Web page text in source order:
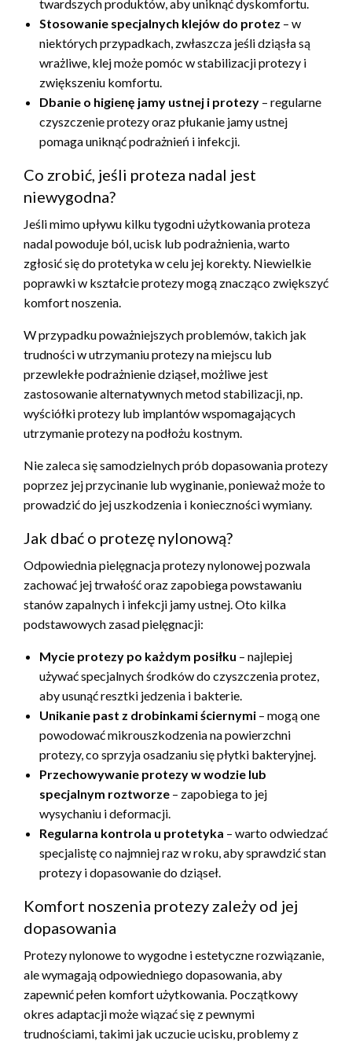
twardszych produktów, aby uniknąć dyskomfortu.
Stosowanie specjalnych klejów do protez – w
niektórych przypadkach, zwłaszcza jeśli dziąsła są
wrażliwe, klej może pomóc w stabilizacji protezy i
zwiększeniu komfortu.
Dbanie o higienę jamy ustnej i protezy – regularne
czyszczenie protezy oraz płukanie jamy ustnej
pomaga uniknąć podrażnień i infekcji.
Co zrobić, jeśli proteza nadal jest
niewygodna?
Jeśli mimo upływu kilku tygodni użytkowania proteza
nadal powoduje ból, ucisk lub podrażnienia, warto
zgłosić się do protetyka w celu jej korekty. Niewielkie
poprawki w kształcie protezy mogą znacząco zwiększyć
komfort noszenia.
W przypadku poważniejszych problemów, takich jak
trudności w utrzymaniu protezy na miejscu lub
przewlekłe podrażnienie dziąseł, możliwe jest
zastosowanie alternatywnych metod stabilizacji, np.
wyściółki protezy lub implantów wspomagających
utrzymanie protezy na podłożu kostnym.
Nie zaleca się samodzielnych prób dopasowania protezy
poprzez jej przycinanie lub wyginanie, ponieważ może to
prowadzić do jej uszkodzenia i konieczności wymiany.
Jak dbać o protezę nylonową?
Odpowiednia pielęgnacja protezy nylonowej pozwala
zachować jej trwałość oraz zapobiega powstawaniu
stanów zapalnych i infekcji jamy ustnej. Oto kilka
podstawowych zasad pielęgnacji:
Mycie protezy po każdym posiłku – najlepiej
używać specjalnych środków do czyszczenia protez,
aby usunąć resztki jedzenia i bakterie.
Unikanie past z drobinkami ściernymi – mogą one
powodować mikrouszkodzenia na powierzchni
protezy, co sprzyja osadzaniu się płytki bakteryjnej.
Przechowywanie protezy w wodzie lub
specjalnym roztworze – zapobiega to jej
wysychaniu i deformacji.
Regularna kontrola u protetyka – warto odwiedzać
specjalistę co najmniej raz w roku, aby sprawdzić stan
protezy i dopasowanie do dziąseł.
Komfort noszenia protezy zależy od jej
dopasowania
Protezy nylonowe to wygodne i estetyczne rozwiązanie,
ale wymagają odpowiedniego dopasowania, aby
zapewnić pełen komfort użytkowania. Początkowy
okres adaptacji może wiązać się z pewnymi
trudnościami, takimi jak uczucie ucisku, problemy z